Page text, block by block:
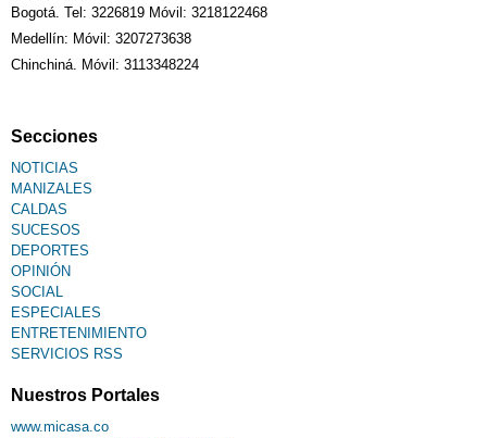
Bogotá. Tel: 3226819 Móvil: 3218122468
Medellín: Móvil: 3207273638
Chinchiná. Móvil: 3113348224
Secciones
NOTICIAS
MANIZALES
CALDAS
SUCESOS
DEPORTES
OPINIÓN
SOCIAL
ESPECIALES
ENTRETENIMIENTO
SERVICIOS RSS
Nuestros Portales
www.micasa.co